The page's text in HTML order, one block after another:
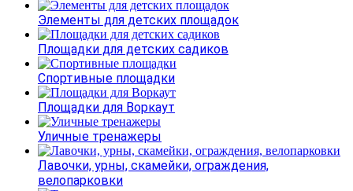
Элементы для детских площадок
Площадки для детских садиков
Спортивные площадки
Площадки для Воркаут
Уличные тренажеры
Лавочки, урны, скамейки, ограждения,
велопарковки